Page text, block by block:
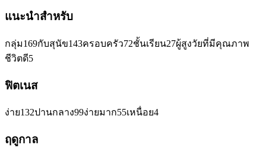
แนะนำสำหรับ
กลุ่ม169กับสุนัข143ครอบครัว72ชั้นเรียน27ผู้สูงวัยที่มีคุณภาพ
ชีวิตดี5
ฟิตเนส
ง่าย132ปานกลาง99ง่ายมาก55เหนื่อย4
ฤดูกาล